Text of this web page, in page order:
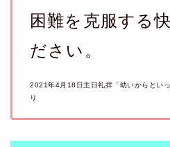
困難を克服する
ださい。
2021年4月18日主日礼拝「幼いからとい
り